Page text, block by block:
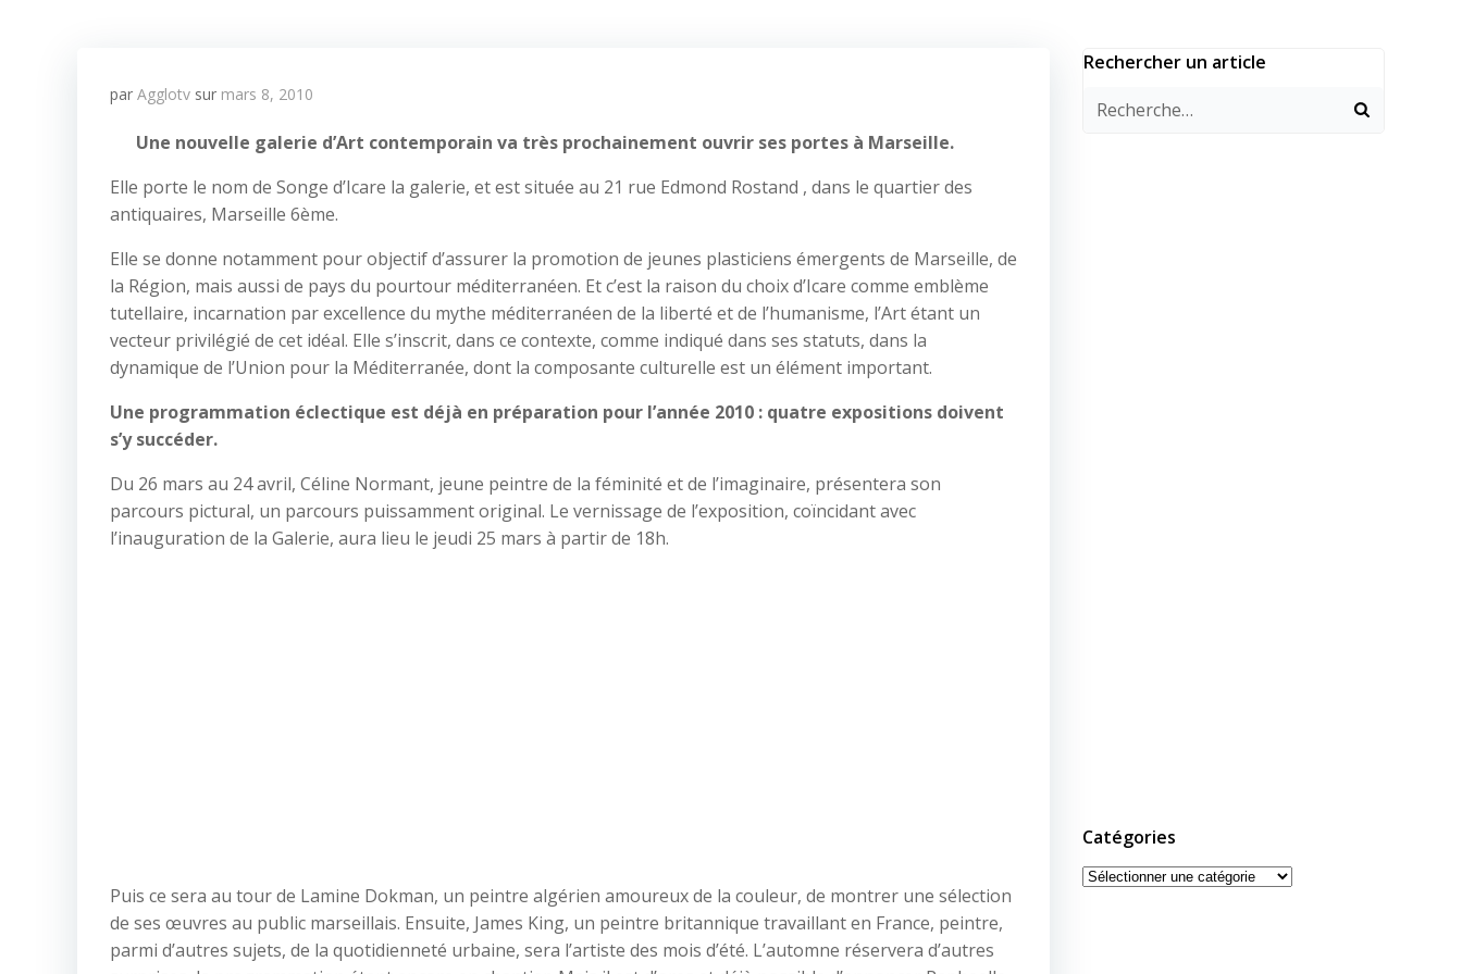
par Agglotv sur mars 8, 2010
Une nouvelle galerie d’Art contemporain va très prochainement ouvrir ses portes à Marseille.
Elle porte le nom de Songe d’Icare la galerie, et est située au 21 rue Edmond Rostand , dans le quartier des
antiquaires, Marseille 6ème.
Elle se donne notamment pour objectif d’assurer la promotion de jeunes plasticiens émergents de Marseille, de
la Région, mais aussi de pays du pourtour méditerranéen. Et c’est la raison du choix d’Icare comme emblème
tutellaire, incarnation par excellence du mythe méditerranéen de la liberté et de l’humanisme, l’Art étant un
vecteur privilégié de cet idéal. Elle s’inscrit, dans ce contexte, comme indiqué dans ses statuts, dans la
dynamique de l’Union pour la Méditerranée, dont la composante culturelle est un élément important.
Une programmation éclectique est déjà en préparation pour l’année 2010 : quatre expositions doivent
s’y succéder.
Du 26 mars au 24 avril, Céline Normant, jeune peintre de la féminité et de l’imaginaire, présentera son
parcours pictural, un parcours puissamment original. Le vernissage de l’exposition, coïncidant avec
l’inauguration de la Galerie, aura lieu le jeudi 25 mars à partir de 18h.
Puis ce sera au tour de Lamine Dokman, un peintre algérien amoureux de la couleur, de montrer une sélection
de ses œuvres au public marseillais. Ensuite, James King, un peintre britannique travaillant en France, peintre,
parmi d’autres sujets, de la quotidienneté urbaine, sera l’artiste des mois d’été. L’automne réservera d’autres
Rechercher un article
Catégories
Catégories